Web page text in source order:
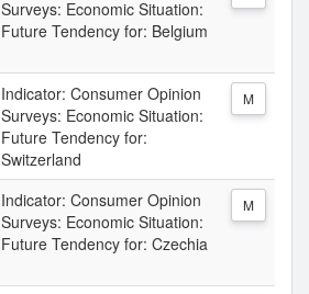
Surveys: Economic Situation:
Future Tendency for: Belgium
Indicator: Consumer Opinion
Surveys: Economic Situation:
Future Tendency for:
Switzerland
M
Indicator: Consumer Opinion
Surveys: Economic Situation:
Future Tendency for: Czechia
M